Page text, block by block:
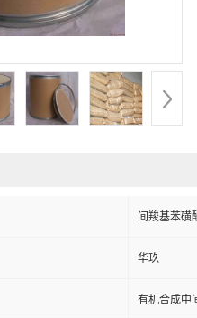
间羧基苯磺
华玖
有机合成中